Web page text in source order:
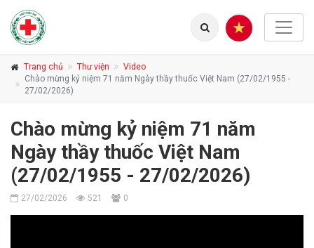
Trang chủ Thư viện
Video
Chào mừng kỷ niệm 71 năm Ngày thầy thuốc Việt Nam (27/02/1955 -
27/02/2026)
Chào mừng kỷ niệm 71 năm
Ngày thầy thuốc Việt Nam
(27/02/1955 - 27/02/2026)
27/02/2026 521 0